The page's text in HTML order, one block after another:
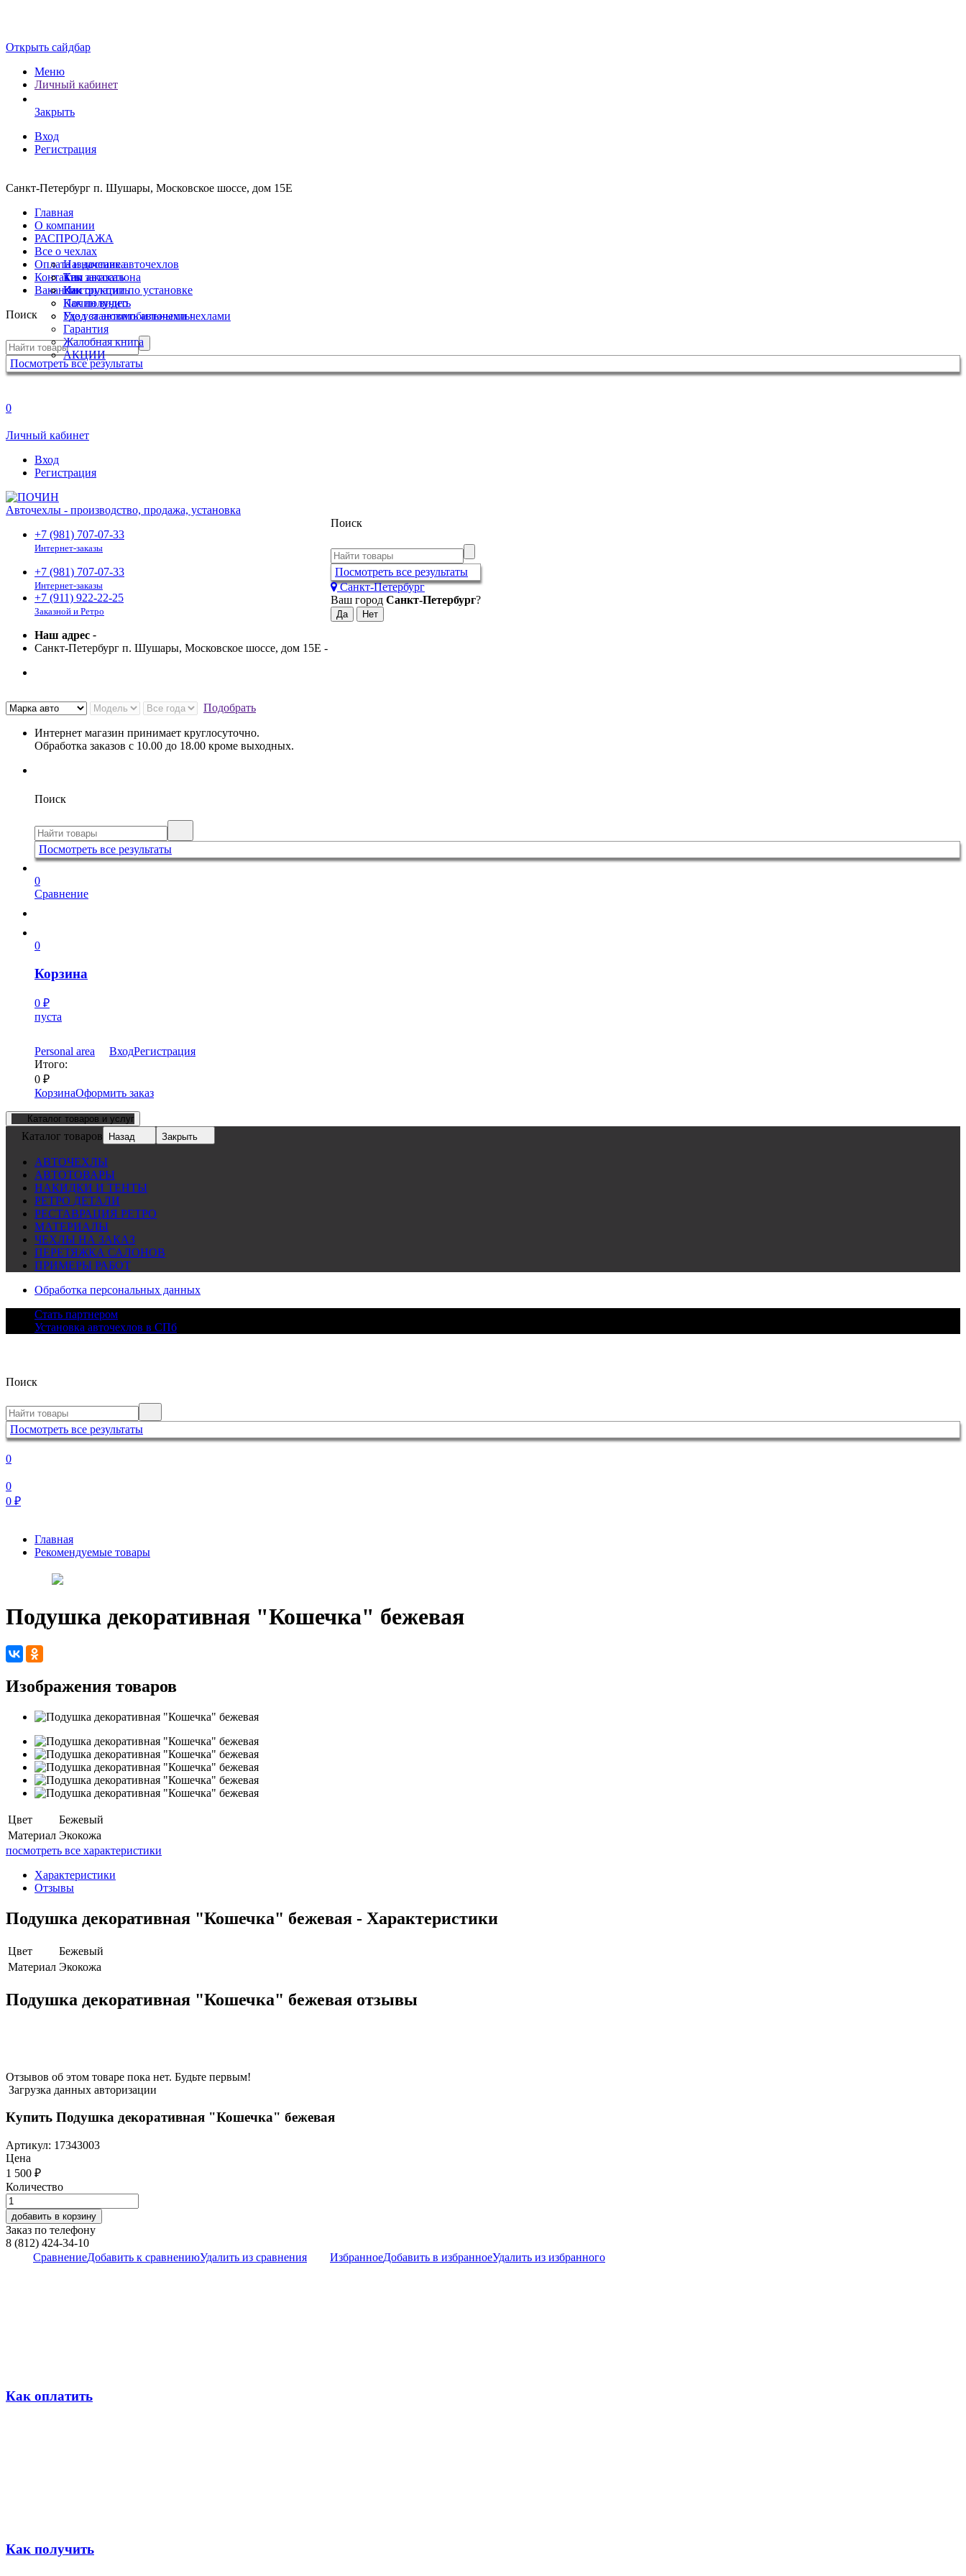
Открыть сайдбар
Меню
Личный кабинет
Закрыть
Вход
Регистрация
Санкт-Петербург п. Шушары, Московское шоссе, дом 15Е
Главная
О компании
РАСПРОДАЖА
Все о чехлах
Назначение авточехлов
Тип автосалона
Инструкции по установке
Почин видео
Уход за автомобильными чехлами
Оплата и доставка
Как заказать
Как оплатить
Как получить
Где установить авточехлы
Гарантия
Жалобная книга
АКЦИИ
Контакты
Вакансии
Поиск
Посмотреть все результаты
0
Личный кабинет
Вход
Регистрация
Авточехлы - производство, продажа, установка
+7 (981) 707-07-33
Интернет-заказы
+7 (981) 707-07-33
Интернет-заказы
+7 (911) 922-22-25
Заказной и Ретро
Наш адрес -
Санкт-Петербург п. Шушары, Московское шоссе, дом 15Е -
Поиск
Посмотреть все результаты
Санкт-Петербург
Ваш город Санкт-Петербург?
Подобрать
Интернет магазин принимает круглосуточно.
Обработка заказов с 10.00 до 18.00 кроме выходных.
Поиск
Посмотреть все результаты
0
Сравнение
0
Корзина
0 ₽
пуста
Personal area ВходРегистрация
Итого:
0 ₽
КорзинаОформить заказ
Каталог товаров и услуг
Каталог товаров Назад Закрыть
АВТОЧЕХЛЫ
АВТОТОВАРЫ
НАКИДКИ И ТЕНТЫ
РЕТРО ДЕТАЛИ
РЕСТАВРАЦИЯ РЕТРО
МАТЕРИАЛЫ
ЧЕХЛЫ НА ЗАКАЗ
ПЕРЕТЯЖКА САЛОНОВ
ПРИМЕРЫ РАБОТ
Обработка персональных данных
Стать партнером
Установка авточехлов в СПб
Поиск
Посмотреть все результаты
0
0
0 ₽
Главная
Рекомендуемые товары
Подушка декоративная "Кошечка" бежевая
Изображения товаров
Цвет
Бежевый
Материал Экокожа
посмотреть все характеристики
Характеристики
Отзывы
Подушка декоративная "Кошечка" бежевая - Характеристики
Цвет
Бежевый
Материал Экокожа
Подушка декоративная "Кошечка" бежевая отзывы
Отзывов об этом товаре пока нет. Будьте первым!
Загрузка данных авторизации
Купить Подушка декоративная "Кошечка" бежевая
Артикул: 17343003
Цена
1 500 ₽
Количество
добавить в корзину
Заказ по телефону
8 (812) 424-34-10
СравнениеДобавить к сравнениюУдалить из сравнения ИзбранноеДобавить в избранноеУдалить из избранного
Как оплатить
Как получить